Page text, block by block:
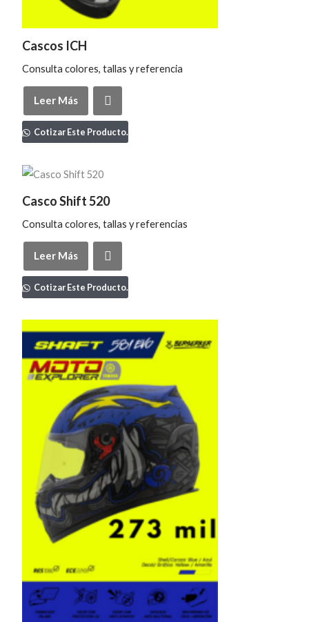
Cascos ICH
Consulta colores, tallas y referencia
Leer Más
Cotizar Este Producto.
Casco Shift 520
Consulta colores, tallas y referencias
Leer Más
Cotizar Este Producto.